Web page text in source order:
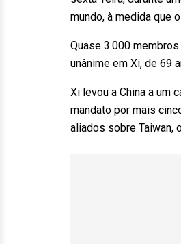
mundo, à medida que
Quase 3.000
unânime em Xi, de 69
Xi levou a China a um
mandato por mais
aliados sobre Taiwan,